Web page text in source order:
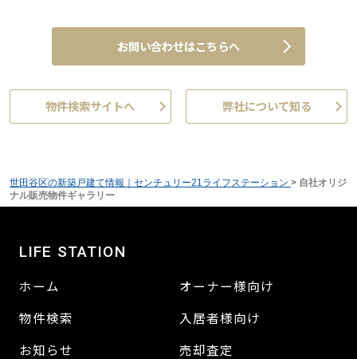
お問い合わせはこちらへ
物件検索サイトへ 弊社について知る
世田谷区の新築戸建て情報｜センチュリー21ライフステーション > 自社オリジ
ナル販売物件ギャラリー
LIFE STATION
ホーム
物件検索
お知らせ
オーナー様向け
入居者様向け
売却査定